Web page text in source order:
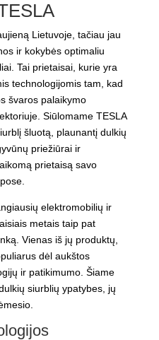
Lietuvoje, tačiau jau
ir kokybės optimaliu
Tai prietaisai, kurie yra
technologijomis tam, kad
švaros palaikymo
Siūlomame TESLA
šluotą, plaunantį dulkių
priežiūrai ir
prietaisą savo
elektromobilių ir
metais taip pat
Vienas iš jų produktų,
dėl aukštos
ir patikimumo. Šiame
siurblių ypatybes, jų